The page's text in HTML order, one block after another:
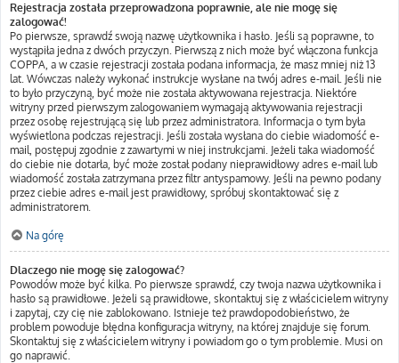
Rejestracja została przeprowadzona poprawnie, ale nie mogę się
zalogować!
Po pierwsze, sprawdź swoją nazwę użytkownika i hasło. Jeśli są poprawne, to
wystąpiła jedna z dwóch przyczyn. Pierwszą z nich może być włączona funkcja
COPPA, a w czasie rejestracji została podana informacja, że masz mniej niż 13
lat. Wówczas należy wykonać instrukcje wysłane na twój adres e-mail. Jeśli nie
to było przyczyną, być może nie została aktywowana rejestracja. Niektóre
witryny przed pierwszym zalogowaniem wymagają aktywowania rejestracji
przez osobę rejestrującą się lub przez administratora. Informacja o tym była
wyświetlona podczas rejestracji. Jeśli została wysłana do ciebie wiadomość e-
mail, postępuj zgodnie z zawartymi w niej instrukcjami. Jeżeli taka wiadomość
do ciebie nie dotarła, być może został podany nieprawidłowy adres e-mail lub
wiadomość została zatrzymana przez filtr antyspamowy. Jeśli na pewno podany
przez ciebie adres e-mail jest prawidłowy, spróbuj skontaktować się z
administratorem.
Na górę
Dlaczego nie mogę się zalogować?
Powodów może być kilka. Po pierwsze sprawdź, czy twoja nazwa użytkownika i
hasło są prawidłowe. Jeżeli są prawidłowe, skontaktuj się z właścicielem witryny
i zapytaj, czy cię nie zablokowano. Istnieje też prawdopodobieństwo, że
problem powoduje błędna konfiguracja witryny, na której znajduje się forum.
Skontaktuj się z właścicielem witryny i powiadom go o tym problemie. Musi on
go naprawić.